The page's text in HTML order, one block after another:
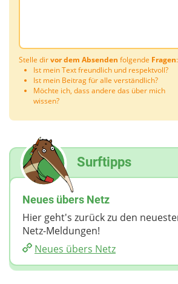
Stelle dirvor dem Absenden folgende Fragen:
Ist mein Text freundlich und respektvoll?
Ist mein Beitrag für alle verständlich?
Möchte ich, dass andere das über mich
wissen?
Surftipps
Neues übers Netz
Hier geht's zurück zu den
Netz-Meldungen!
Neues übers Netz